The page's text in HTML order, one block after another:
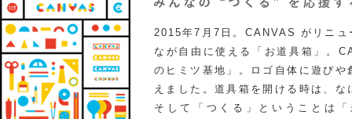
2015年7月7日。CANVAS がリニュ
なが自由に使える「お道具箱」。
のヒミツ基地」。ロゴ自体に遊び
えました。道具箱を開ける時は、
そして「つくる」ということは